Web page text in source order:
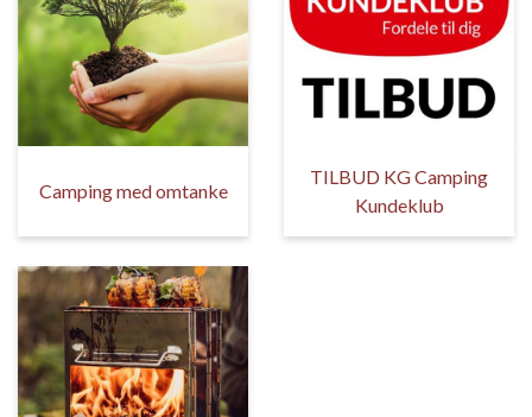
Camping med omtanke
TILBUD KG Camping
Kundeklub